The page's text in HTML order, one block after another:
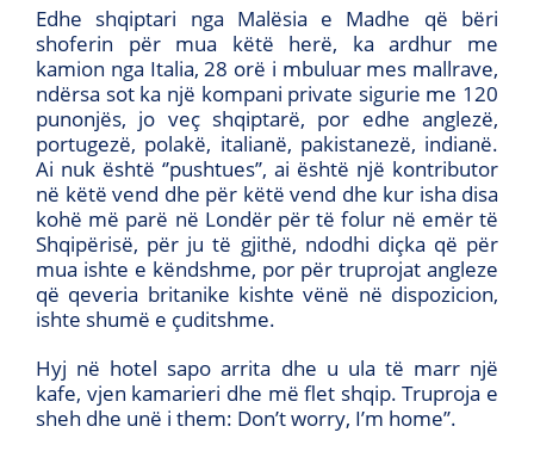
Edhe shqiptari nga Malësia e Madhe që bëri
shoferin për mua këtë herë, ka ardhur me
kamion nga Italia, 28 orë i mbuluar mes mallrave,
ndërsa sot ka një kompani private sigurie me 120
punonjës, jo veç shqiptarë, por edhe anglezë,
portugezë, polakë, italianë, pakistanezë, indianë.
Ai nuk është ‘’pushtues’’, ai është një kontributor
në këtë vend dhe për këtë vend dhe kur isha disa
kohë më parë në Londër për të folur në emër të
Shqipërisë, për ju të gjithë, ndodhi diçka që për
mua ishte e këndshme, por për truprojat angleze
që qeveria britanike kishte vënë në dispozicion,
ishte shumë e çuditshme.
Hyj në hotel sapo arrita dhe u ula të marr një
kafe, vjen kamarieri dhe më flet shqip. Truproja e
sheh dhe unë i them: Don’t worry, I’m home’’.